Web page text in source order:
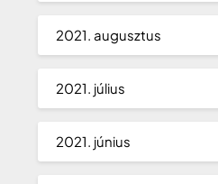
2021. augusztus
2021. július
2021. június